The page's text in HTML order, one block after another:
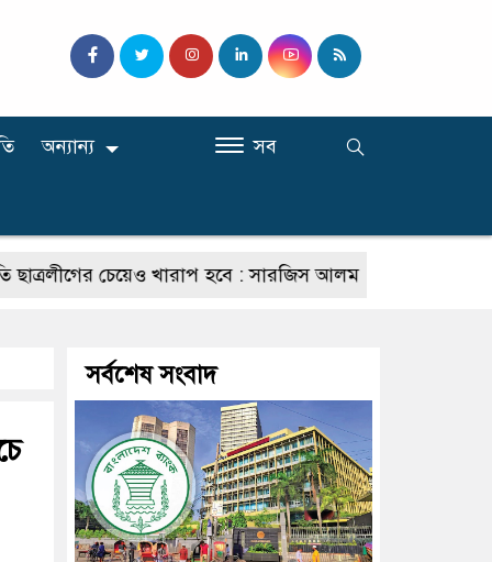
অন্যান্য সব
চেয়েও খারাপ হবে : সারজিস আলম যাদের কমিশনার
সর্বশেষ সংবাদ